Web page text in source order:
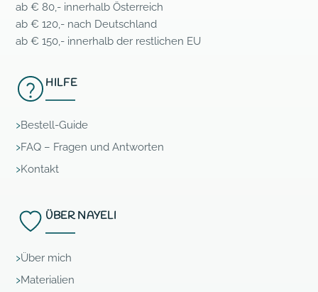
ab € 80,- innerhalb Österreich
ab € 120,- nach Deutschland
ab € 150,- innerhalb der restlichen EU
HILFE
Bestell-Guide
FAQ – Fragen und Antworten
Kontakt
ÜBER NAYELI
Über mich
Materialien